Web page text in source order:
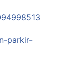
parkir-